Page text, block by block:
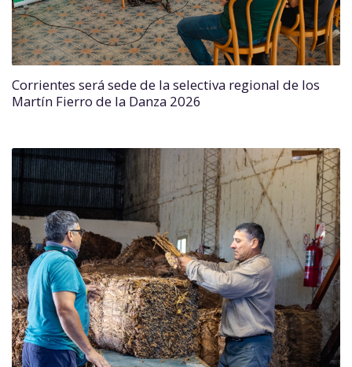
Corrientes será sede de la selectiva regional de los
Martín Fierro de la Danza 2026